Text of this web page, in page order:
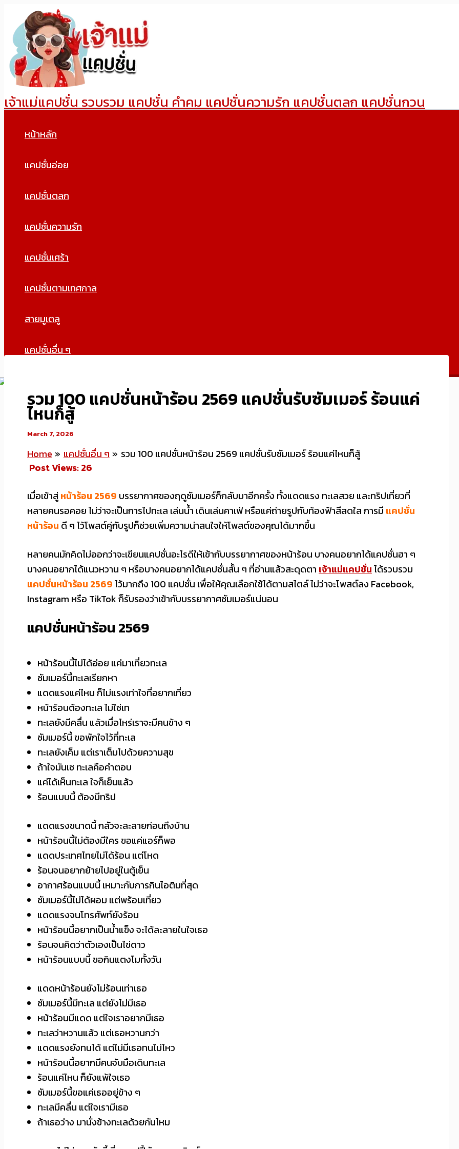
content
เจ้าแม่แคปชั่น รวบรวม แคปชั่น คำคม แคปชั่นความรัก แคปชั่นตลก แคปชั่นกวน
หน้าหลัก
แคปชั่นอ่อย
แคปชั่นตลก
แคปชั่นความรัก
แคปชั่นเศร้า
แคปชั่นตามเทศกาล
สายมูเตลู
แคปชั่นอื่น ๆ
รวม 100 แคปชั่นหน้าร้อน 2569 แคปชั่นรับซัมเมอร์ ร้อนแค่
ไหนก็สู้
March 7, 2026
Home แคปชั่นอื่น ๆ
รวม 100 แคปชั่นหน้าร้อน 2569 แคปชั่นรับซัมเมอร์ ร้อนแค่ไหนก็สู้
Post Views:26
เมื่อเข้าสู่ หน้าร้อน 2569 บรรยากาศของฤดูซัมเมอร์ก็กลับมาอีกครั้ง ทั้งแดดแรง ทะเลสวย และทริปเที่ยวที่
หลายคนรอคอย ไม่ว่าจะเป็นการไปทะเล เล่นน้ำ เดินเล่นคาเฟ่ หรือแค่ถ่ายรูปกับท้องฟ้าสีสดใส การมี แคปชั่น
หน้าร้อน ดี ๆ ไว้โพสต์คู่กับรูปก็ช่วยเพิ่มความน่าสนใจให้โพสต์ของคุณได้มากขึ้น
หลายคนมักคิดไม่ออกว่าจะเขียนแคปชั่นอะไรดีให้เข้ากับบรรยากาศของหน้าร้อน บางคนอยากได้แคปชั่นฮา ๆ
บางคนอยากได้แนวหวาน ๆ หรือบางคนอยากได้แคปชั่นสั้น ๆ ที่อ่านแล้วสะดุดตา เจ้าแม่แคปชั่นได้รวบรวม
แคปชั่นหน้าร้อน 2569ไว้มากถึง 100 แคปชั่น เพื่อให้คุณเลือกใช้ได้ตามสไตล์ ไม่ว่าจะโพสต์ลง Facebook,
Instagram หรือ TikTok ก็รับรองว่าเข้ากับบรรยากาศซัมเมอร์แน่นอน
แคปชั่นหน้าร้อน 2569
หน้าร้อนนี้ไม่ได้อ่อย แค่มาเที่ยวทะเล
ซัมเมอร์นี้ทะเลเรียกหา
แดดแรงแค่ไหน ก็ไม่แรงเท่าใจที่อยากเที่ยว
หน้าร้อนต้องทะเล ไม่ใช่เท
ทะเลยังมีคลื่น แล้วเมื่อไหร่เราจะมีคนข้าง ๆ
ซัมเมอร์นี้ ขอพักใจไว้ที่ทะเล
ทะเลยังเค็ม แต่เราเต็มไปด้วยความสุข
ถ้าใจมันเซ ทะเลคือคำตอบ
แค่ได้เห็นทะเล ใจก็เย็นแล้ว
ร้อนแบบนี้ ต้องมีทริป
แดดแรงขนาดนี้ กลัวจะละลายก่อนถึงบ้าน
หน้าร้อนนี้ไม่ต้องมีใคร ขอแค่แอร์ก็พอ
แดดประเทศไทยไม่ได้ร้อน แต่โหด
ร้อนจนอยากย้ายไปอยู่ในตู้เย็น
อากาศร้อนแบบนี้ เหมาะกับการกินไอติมที่สุด
ซัมเมอร์นี้ไม่ได้ผอม แต่พร้อมเที่ยว
แดดแรงจนโทรศัพท์ยังร้อน
หน้าร้อนนี้อยากเป็นน้ำแข็ง จะได้ละลายในใจเธอ
ร้อนจนคิดว่าตัวเองเป็นไข่ดาว
หน้าร้อนแบบนี้ ขอกินแตงโมทั้งวัน
แดดหน้าร้อนยังไม่ร้อนเท่าเธอ
ซัมเมอร์นี้มีทะเล แต่ยังไม่มีเธอ
หน้าร้อนมีแดด แต่ใจเราอยากมีเธอ
ทะเลว่าหวานแล้ว แต่เธอหวานกว่า
แดดแรงยังทนได้ แต่ไม่มีเธอทนไม่ไหว
หน้าร้อนนี้อยากมีคนจับมือเดินทะเล
ร้อนแค่ไหน ก็ยังแพ้ใจเธอ
ซัมเมอร์นี้ขอแค่เธออยู่ข้าง ๆ
ทะเลมีคลื่น แต่ใจเรามีเธอ
ถ้าเธอว่าง มานั่งข้างทะเลด้วยกันไหม